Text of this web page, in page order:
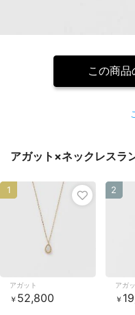
この商
アガット×ネックレスラ
アガット
￥ 52,800
1
アガ
￥
2